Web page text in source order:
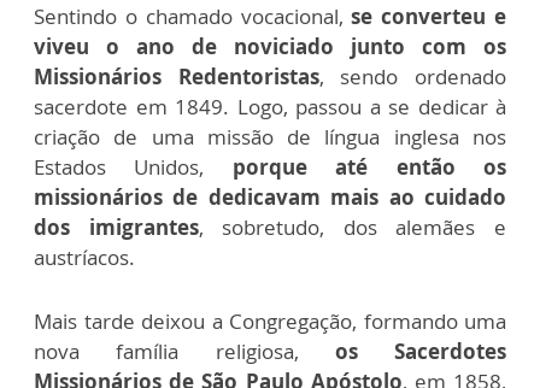
Sentindo o chamado vocacional,se converteu e
viveu o ano de noviciado junto com os
Missionários Redentoristas, sendo ordenado
sacerdote em 1849. Logo, passou a se dedicar à
criação de uma missão de língua inglesa nos
Estados Unidos, porque até então os
missionários de dedicavam mais ao cuidado
dos imigrantes, sobretudo, dos alemães e
austríacos.
Mais tarde deixou a Congregação, formando uma
nova família religiosa, os Sacerdotes
Missionários de São Paulo Apóstolo, em 1858,